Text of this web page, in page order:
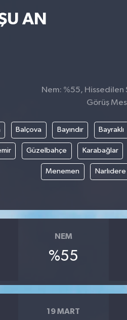
AN
Nem: %55, Hissedilen
Görüş
Balçova Bayındır Bayraklı
Güzelbahçe Karabağlar
Menemen Narlıdere
NEM
%55
19 MART